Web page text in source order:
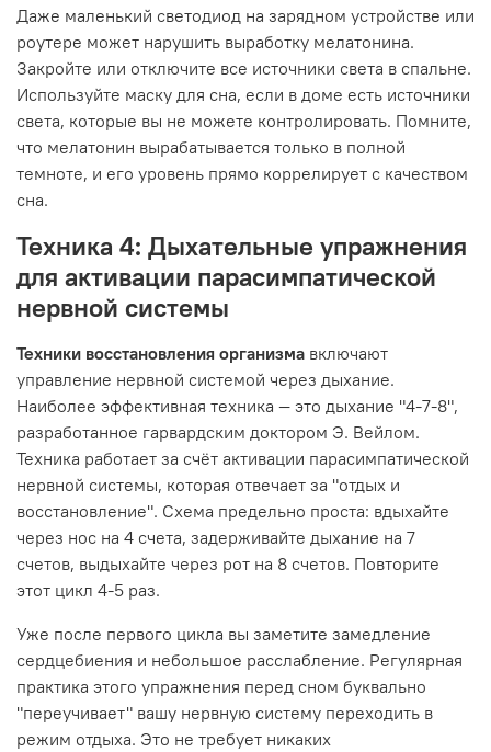
Даже маленький светодиод на зарядном устройстве или
роутере может нарушить выработку мелатонина.
Закройте или отключите все источники света в спальне.
Используйте маску для сна, если в доме есть источники
света, которые вы не можете контролировать. Помните,
что мелатонин вырабатывается только в полной
темноте, и его уровень прямо коррелирует с качеством
сна.
Техника 4: Дыхательные упражнения
для активации парасимпатической
нервной системы
Техники восстановления организма включают
управление нервной системой через дыхание.
Наиболее эффективная техника — это дыхание "4-7-8",
разработанное гарвардским доктором Э. Вейлом.
Техника работает за счёт активации парасимпатической
нервной системы, которая отвечает за "отдых и
восстановление". Схема предельно проста: вдыхайте
через нос на 4 счета, задерживайте дыхание на 7
счетов, выдыхайте через рот на 8 счетов. Повторите
этот цикл 4-5 раз.
Уже после первого цикла вы заметите замедление
сердцебиения и небольшое расслабление. Регулярная
практика этого упражнения перед сном буквально
"переучивает" вашу нервную систему переходить в
режим отдыха. Это не требует никаких